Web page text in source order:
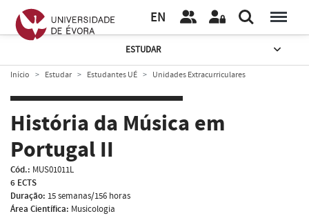
EN
ESTUDAR
Início Estudar Estudantes UÉ Unidades Extracurriculares
História da Música em
Portugal II
Cód.: MUS01011L
6 ECTS
Duração: 15 semanas/156 horas
Área Científica: Musicologia